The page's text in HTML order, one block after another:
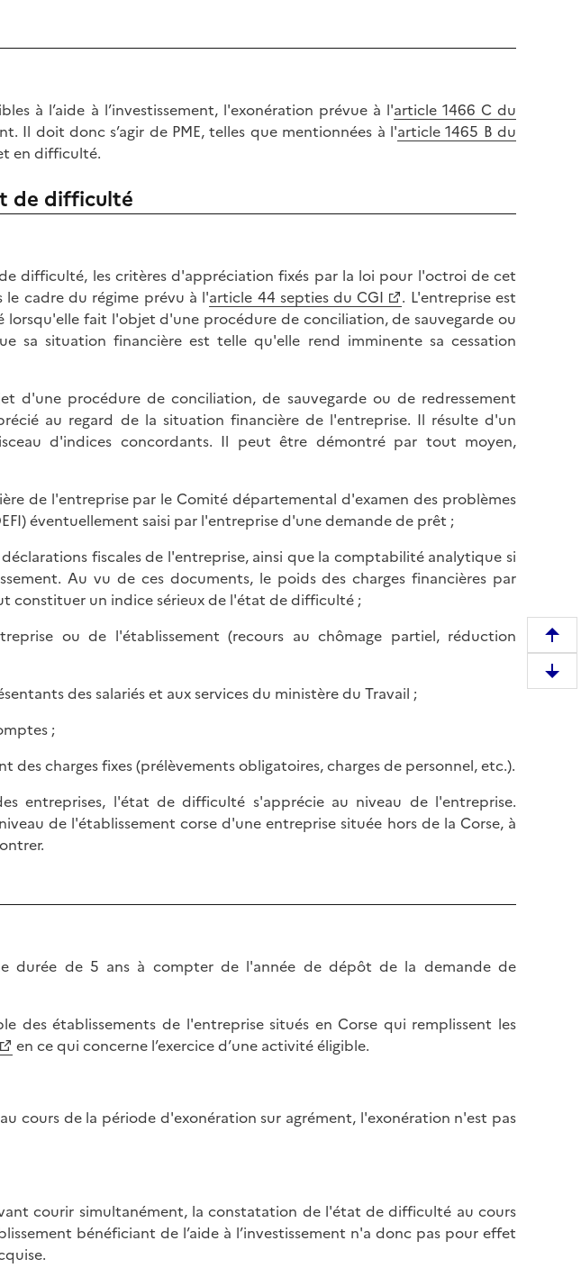
à l’aide à l’investissement, l'exonération prévue à l'article 1466 C du
Il doit donc s’agir de PME, telles que mentionnées à l'article 1465 B du
en difficulté.
de difficulté
de difficulté, les critères d'appréciation fixés par la loi pour l'octroi de cet
le cadre du régime prévu à l'article 44 septies du CGI
. L'entreprise est
fait l'objet d'une procédure de conciliation, de sauvegarde ou
sa situation financière est telle qu'elle rend imminente sa cessation
d'une procédure de conciliation, de sauvegarde ou de redressement
au regard de la situation financière de l'entreprise. Il résulte d'un
d'indices concordants. Il peut être démontré par tout moyen,
de l'entreprise par le Comité départemental d'examen des problèmes
éventuellement saisi par l'entreprise d'une demande de prêt ;
fiscales de l'entreprise, ainsi que la comptabilité analytique si
Au vu de ces documents, le poids des charges financières par
constituer un indice sérieux de l'état de difficulté ;
ou de l'établissement (recours au chômage partiel, réduction
des salariés et aux services du ministère du Travail ;
;
des charges fixes (prélèvements obligatoires, charges de personnel, etc.).
entreprises, l'état de difficulté s'apprécie au niveau de l'entreprise.
de l'établissement corse d'une entreprise située hors de la Corse, à
durée de 5 ans à compter de l'année de dépôt de la demande de
des établissements de l'entreprise situés en Corse qui remplissent les
en ce qui concerne l’exercice d’une activité éligible.
cours de la période d'exonération sur agrément, l'exonération n'est pas
courir simultanément, la constatation de l'état de difficulté au cours
bénéficiant de l’aide à l’investissement n'a donc pas pour effet
e
m
D